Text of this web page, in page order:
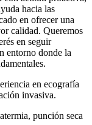
hacia las
en ofrecer una
calidad. Queremos
en seguir
entorno donde la
en ecografía
invasiva.
punción seca